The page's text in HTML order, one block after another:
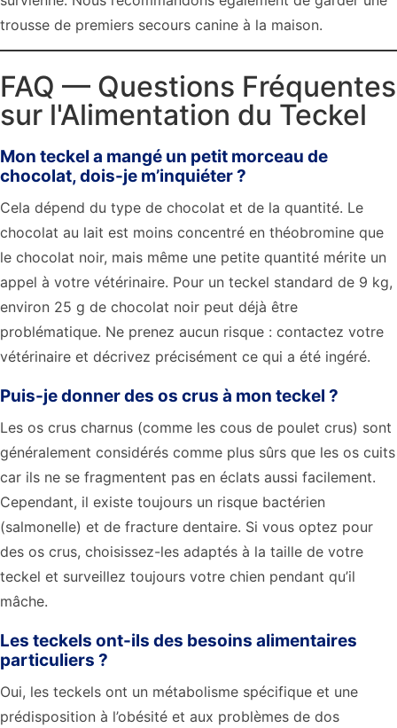
trousse de premiers secours canine à la maison.
FAQ — Questions Fréquentes
sur l'Alimentation du Teckel
Mon teckel a mangé un petit morceau de
chocolat, dois-je m’inquiéter ?
Cela dépend du type de chocolat et de la quantité. Le
chocolat au lait est moins concentré en théobromine que
le chocolat noir, mais même une petite quantité mérite un
appel à votre vétérinaire. Pour un teckel standard de 9 kg,
environ 25 g de chocolat noir peut déjà être
problématique. Ne prenez aucun risque : contactez votre
vétérinaire et décrivez précisément ce qui a été ingéré.
Puis-je donner des os crus à mon teckel ?
Les os crus charnus (comme les cous de poulet crus) sont
généralement considérés comme plus sûrs que les os cuits
car ils ne se fragmentent pas en éclats aussi facilement.
Cependant, il existe toujours un risque bactérien
(salmonelle) et de fracture dentaire. Si vous optez pour
des os crus, choisissez-les adaptés à la taille de votre
teckel et surveillez toujours votre chien pendant qu’il
mâche.
Les teckels ont-ils des besoins alimentaires
particuliers ?
Oui, les teckels ont un métabolisme spécifique et une
prédisposition à l’obésité et aux problèmes de dos